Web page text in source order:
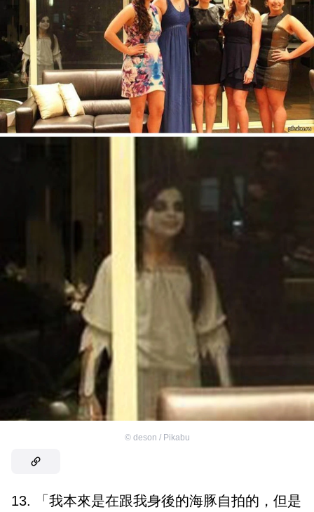
© deson / Pikabu
13. 「我本來是在跟我身後的海豚自拍的，但是